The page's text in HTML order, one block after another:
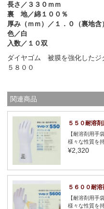
長さ／３３０ ｍｍ
裏 地／綿１００％
厚み（ｍｍ）／１．０（裏地含）
色／白
入数／１０双
ダイヤゴム 被膜を強化したジ
５８００
関連商品
５５０耐溶
【耐溶剤用手
様々な性質を
¥2,320
５６００耐溶
【耐溶剤用手
様々な性質を